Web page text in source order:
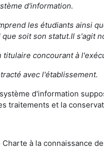
d'information.
les étudiants ainsi
soit son statut.Il s'agit
concourant à
avec l'établissement.
d'information
traitements et la
à la connaissance